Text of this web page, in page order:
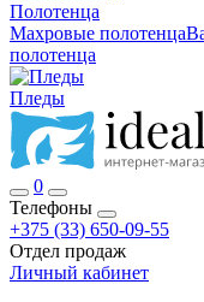
Полотенца
Махровые полотенца
полотенца
Пледы
0
Телефоны
+375 (33) 650-09-55
Отдел продаж
Личный кабинет